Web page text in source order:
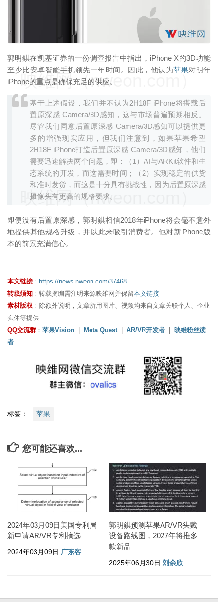
郭明錤在凯基证券的一份调查报告中指出，iPhone X的3D功能
至少比安卓智能手机领先一年时间。因此，他认为苹果对明年
iPhone的重点是确保充足的供应。
基于上述假设，我们并不认为2H18F iPhone将搭载后
置原深感 Camera/3D感知，这与市场普遍预期相反。
尽管我们同意后置原深感 Camera/3D感知可以提供更
多的增强现实应用，但我们注意到，如果苹果希望
2H18F iPhone打造后置原深感 Camera/3D感知，他们
需要迅速解决两个问题，即：（1）AI与ARKit软件和生
态系统的开发，而这需要时间；（2）实现稳定的供货
和准时发货，而这是十分具有挑战性，因为后置原深感
摄像头有更高的规格要求。
即便没有后置原深感，郭明錤相信2018年iPhone将会毫不意外
地提供其他规格升级，并以此来吸引消费者。他对新iPhone版
本的前景充满信心。
映维网（nweon.com）
映维网（nweon.com）
本文链接 ： https://news.nweon.com/37468
转载须知 ：转载摘编需注明来源映维网并保留本文链接
素材版权 ：除额外说明，文章所用图片、视频均来自文章关联个人、企业
实体等提供
QQ交流群 ： 苹果Vision | Meta Quest | AR/VR开发者 | 映维粉丝读
者
标签： 苹果
您可能还喜欢...
2024年03月09日美国专利局
新申请AR/VR专利摘选
2024年03月09日 广东客
郭明錤预测苹果AR/VR头戴
设备路线图，2027年将推多
款新品
2025年06月30日 刘余欣